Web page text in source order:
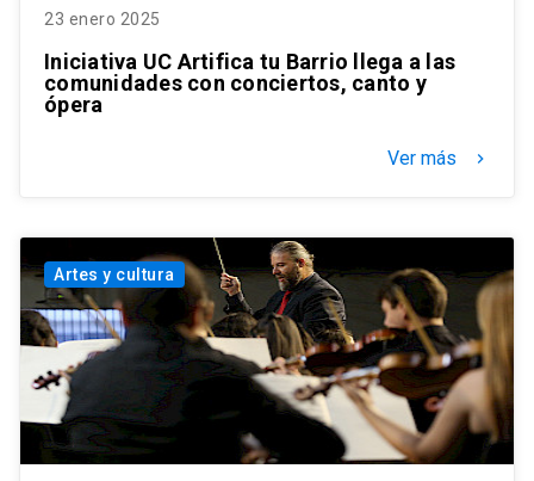
23 enero 2025
Iniciativa UC Artifica tu Barrio llega a las
comunidades con conciertos, canto y
ópera
Ver más keyboard_arrow_right
Artes y cultura